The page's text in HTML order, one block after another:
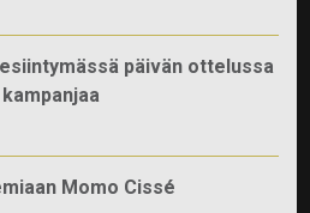
päivän ottelussa
Momo Cissé